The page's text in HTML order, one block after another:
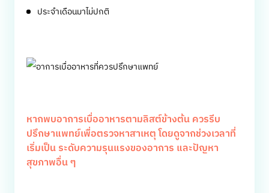
ประจำเดือนมาไม่ปกติ
หากพบอาการเบื่ออาหารตามลิสต์ข้างต้น ควรรีบ
ปรึกษาแพทย์เพื่อตรวจหาสาเหตุ โดยดูจากช่วงเวลาที่
เริ่มเป็น ระดับความรุนแรงของอาการ และปัญหา
สุขภาพอื่น ๆ